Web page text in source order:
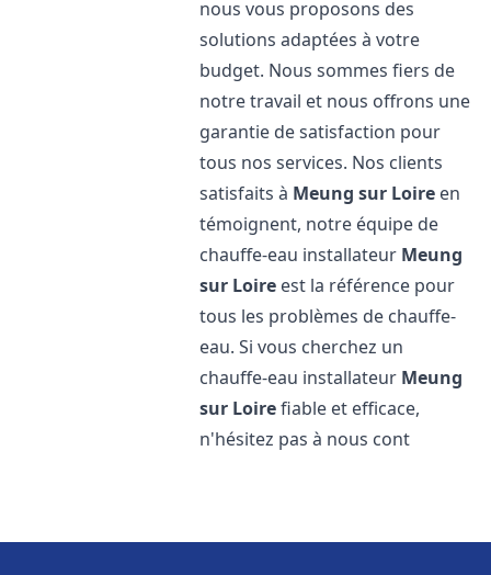
nous vous proposons des
solutions adaptées à votre
budget. Nous sommes fiers de
notre travail et nous offrons une
garantie de satisfaction pour
tous nos services. Nos clients
satisfaits à Meung sur Loire en
témoignent, notre équipe de
chauffe-eau installateur Meung
sur Loire est la référence pour
tous les problèmes de chauffe-
eau. Si vous cherchez un
chauffe-eau installateur Meung
sur Loirefiable et efficace,
n'hésitez pas à nous cont